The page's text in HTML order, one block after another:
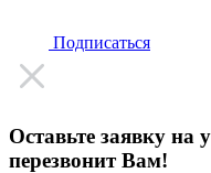
Подписаться
Оставьте заявку на
перезвонит Вам!